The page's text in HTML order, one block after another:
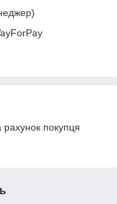
покупця